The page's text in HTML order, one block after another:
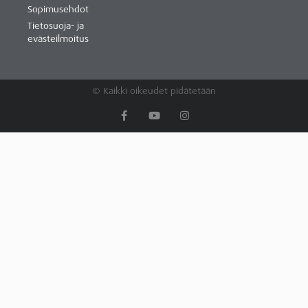
Sopimusehdot
Tietosuoja- ja
evästeilmoitus
© Kaikki oikeudet pidätetään